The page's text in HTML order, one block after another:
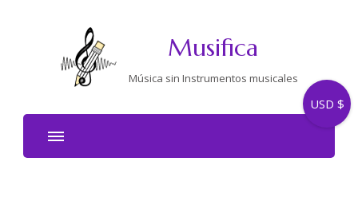
Musifica
Música sin Instrumentos musicales
USD $